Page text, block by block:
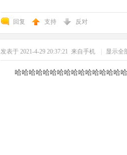
回复 支持 反对
发表于 2021-4-29 20:37:21 来自手机 显示全
哈哈哈哈哈哈哈哈哈哈哈哈哈哈哈